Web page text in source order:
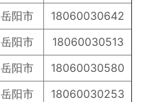
岳阳市
18060030642
岳阳市
18060030513
岳阳市
18060030580
岳阳市
18060030253